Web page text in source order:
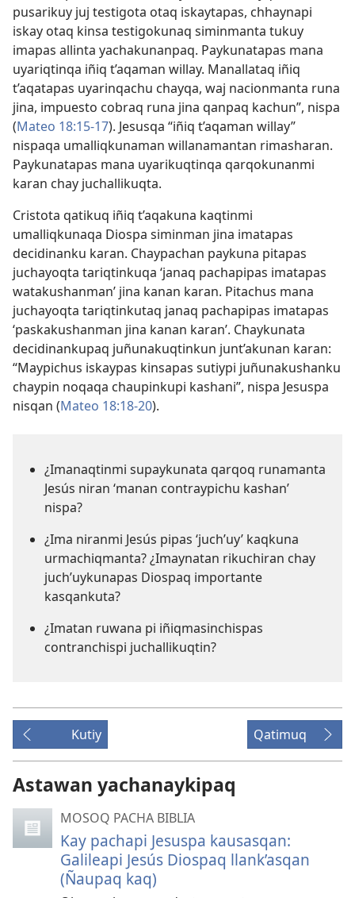
pusarikuy juj testigota otaq iskaytapas, chhaynapi
iskay otaq kinsa testigokunaq siminmanta tukuy
imapas allinta yachakunanpaq. Paykunatapas mana
uyariqtinqa iñiq t’aqaman willay. Manallataq iñiq
t’aqatapas uyarinqachu chayqa, waj nacionmanta runa
jina, impuesto cobraq runa jina qanpaq kachun”, nispa
(Mateo 18:15-17). Jesusqa “iñiq t’aqaman willay”
nispaqa umalliqkunaman willanamantan rimasharan.
Paykunatapas mana uyarikuqtinqa qarqokunanmi
karan chay juchallikuqta.
Cristota qatikuq iñiq t’aqakuna kaqtinmi
umalliqkunaqa Diospa siminman jina imatapas
decidinanku karan. Chaypachan paykuna pitapas
juchayoqta tariqtinkuqa ‘janaq pachapipas imatapas
watakushanman’ jina kanan karan. Pitachus mana
juchayoqta tariqtinkutaq janaq pachapipas imatapas
‘paskakushanman jina kanan karan’. Chaykunata
decidinankupaq juñunakuqtinkun junt’akunan karan:
“Maypichus iskaypas kinsapas sutiypi juñunakushanku
chaypin noqaqa chaupinkupi kashani”, nispa Jesuspa
nisqan (Mateo 18:18-20).
¿Imanaqtinmi supaykunata qarqoq runamanta
Jesús niran ‘manan contraypichu kashan’
nispa?
¿Ima niranmi Jesús pipas ‘juch’uy’ kaqkuna
urmachiqmanta? ¿Imaynatan rikuchiran chay
juch’uykunapas Diospaq importante
kasqankuta?
¿Imatan ruwana pi iñiqmasinchispas
contranchispi juchallikuqtin?
Kutiy Qatimuq
Astawan yachanaykipaq
MOSOQ PACHA BIBLIA
Kay pachapi Jesuspa kausasqan:
Galileapi Jesús Diospaq llank’asqan
(Ñaupaq kaq)